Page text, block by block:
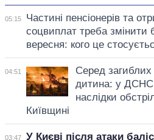
05:15
Частині пенсіонерів та
соцвиплат треба змінити
вересня: кого це
04:51
Серед загиблих
дитина: у ДСНС
наслідки
Київщині
03:47
У Києві після атаки